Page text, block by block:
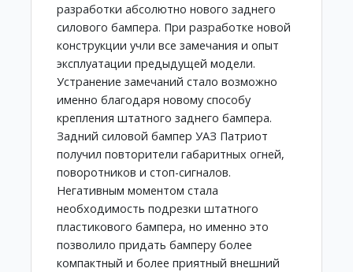
разработки абсолютно нового заднего
силового бампера. При разработке новой
конструкции учли все замечания и опыт
эксплуатации предыдущей модели.
Устранение замечаний стало возможно
именно благодаря новому способу
крепления штатного заднего бампера.
Задний силовой бампер УАЗ Патриот
получил повторители габаритных огней,
поворотников и стоп-сигналов.
Негативным моментом стала
необходимость подрезки штатного
пластикового бампера, но именно это
позволило придать бамперу более
компактный и более приятный внешний